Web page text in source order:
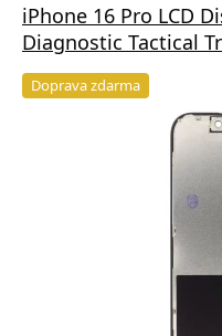
iPhone 16 Pro LCD
Diagnostic Tactical
Doprava zdarma